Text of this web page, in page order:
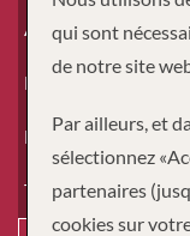
Adultes
Enfants
Durée
Type de voyage
qui sont
de notre site
Par ailleurs, et
sélectionnez
partenaires
cookies sur